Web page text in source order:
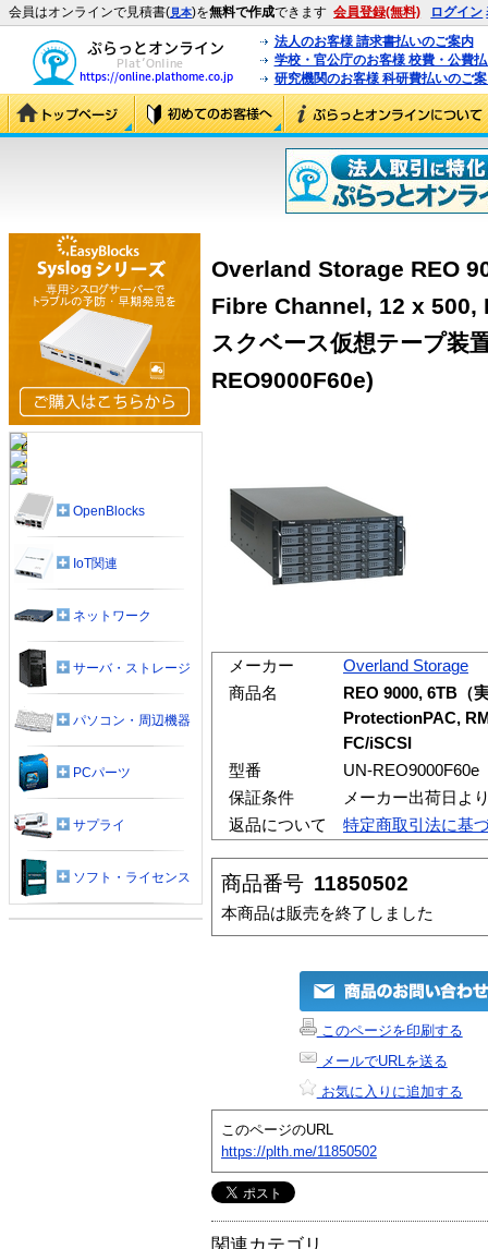
会員はオンラインで見積書(見本)を無料で作成できます 会員登録(無料) ログイン
法人のお客様 請求書払いのご案内
学校・官公庁のお客様 校費・公費
研究機関のお客様 科研費払いのご
Overland Storage REO
Fibre Channel, 12 x
スクベース仮想テープ装
REO9000F60e)
メーカー
Overland Storage
商品名
REO 9000, 6TB（
ProtectionPAC,
FC/iSCSI
型番
UN-REO9000F60e
保証条件
メーカー出荷日よ
返品について
特定商取引法に基
商品番号 11850502
本商品は販売を終了しました
このページを印刷する
メールでURLを送る
お気に入りに追加する
このページのURL
https://plth.me/11850502
OpenBlocks
IoT関連
ネットワーク
サーバ・ストレージ
パソコン・周辺機器
PCパーツ
サプライ
ソフト・ライセンス